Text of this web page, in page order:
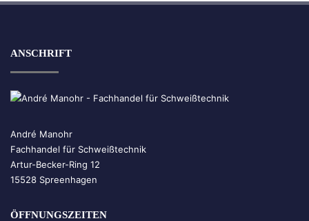
ANSCHRIFT
André Manohr
Fachhandel für Schweißtechnik
Artur-Becker-Ring 12
15528 Spreenhagen
ÖFFNUNGSZEITEN